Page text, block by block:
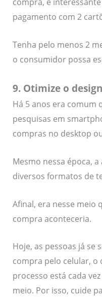
pagamento com 2
Tenha pelo menos 2
o consumidor possa
9. Otimize o
Há 5 anos era comum
pesquisas em
compras no desktop
Mesmo nessa época,
diversos formatos de
Afinal, era nesse meio
compra aconteceria.
Hoje, as pessoas já se
compra pelo celular, o
processo está cada
meio. Por isso, cuide